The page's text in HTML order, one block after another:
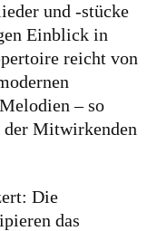
und -stücke
Einblick in
reicht von
– so
Mitwirkenden
Die
das